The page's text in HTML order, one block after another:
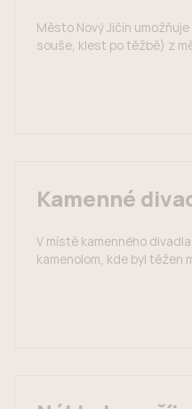
Město Nový Jičín
souše, klest po těžbě) z
práce v městských
stránce. V případě zájmu
Kamenné
V místě kamenného
kamenolom, kde byl těžen
kamenné divadlo.
Město Nový Jičín ve dvou